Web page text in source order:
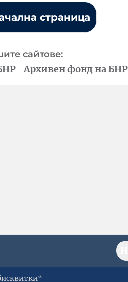
страница
сайтове:
Архивен фонд на БНР